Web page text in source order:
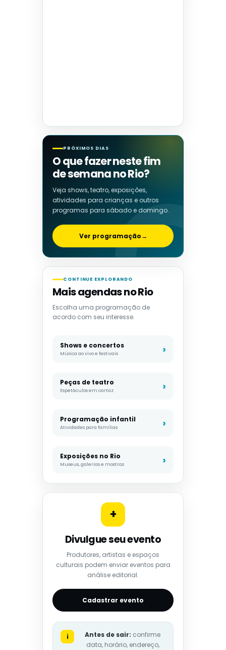
PRÓXIMOS DIAS
O que fazer neste fim
de semana no Rio?
Veja shows, teatro, exposições,
atividades para crianças e outros
programas para sábado e domingo.
Ver programação→
CONTINUE EXPLORANDO
Mais agendas no Rio
Escolha uma programação de
acordo com seu interesse.
Shows e concertos
Música ao vivo e festivais
Peças de teatro
Espetáculos em cartaz
Programação infantil
Atividades para famílias
Exposições no Rio
Museus, galerias e mostras
+
Divulgue seu evento
Produtores, artistas e espaços
culturais podem enviar eventos para
análise editorial.
Cadastrar evento
i Antes de sair: confirme
data, horário, endereço,